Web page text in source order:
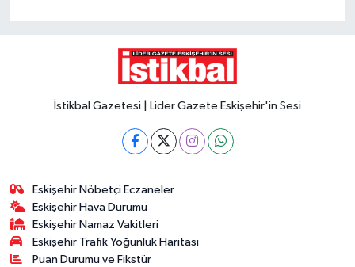
İstikbal Gazetesi | Lider Gazete Eskişehir'in Sesi
Eskişehir Nöbetçi Eczaneler
Eskişehir Hava Durumu
Eskişehir Namaz Vakitleri
Eskişehir Trafik Yoğunluk Haritası
Puan Durumu ve Fikstür